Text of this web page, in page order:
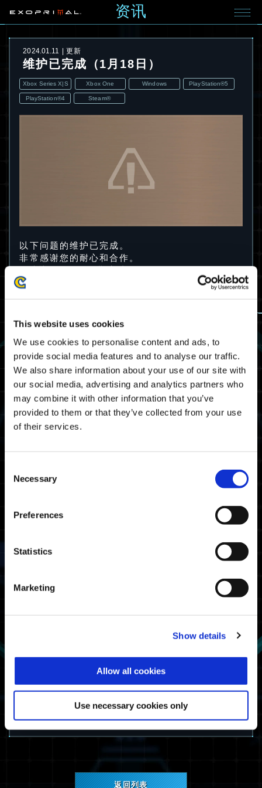
This website uses cookies
We use cookies to personalise content and ads, to
provide social media features and to analyse our traffic.
We also share information about your use of our site with
our social media, advertising and analytics partners who
may combine it with other information that you’ve
provided to them or that they’ve collected from your use
of their services.
Selection
Necessary
Preferences
Statistics
Marketing
Show details
Allow all cookies
Use necessary cookies only
资讯
2024.01.11 更新
维护已完成（1月18日）
Xbox Series X|S Xbox One Windows PlayStation®5
PlayStation®4 Steam®
以下问题的维护已完成。
非常感谢您的耐心和合作。
维护信息
我们将对《Exoprimal》进行维护。
维护结束后，您必须将《Exoprimal》更新到最新
版本。给您带来不便，我们深表歉意。非常感谢您
我们将在以下日期和时间进行《Exoprimal》的维
在此期间，您将无法游玩《Exoprimal》。
日（周四）17:00am（北京时间）
Xbox Series X|S
PlayStation®5
PlayStation®4
返回列表